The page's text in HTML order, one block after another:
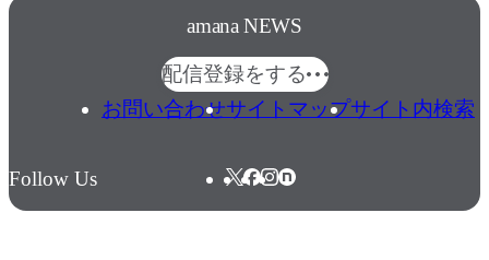
amana NEWS
配信登録をする
お問い合わせサイトマップサイト内検索
Follow Us